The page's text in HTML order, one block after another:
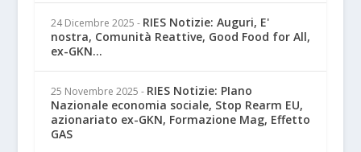
24 Dicembre 2025 - RIES Notizie: Auguri, E'
nostra, Comunità Reattive, Good Food for All,
ex-GKN...
25 Novembre 2025 - RIES Notizie: PIano
Nazionale economia sociale, Stop Rearm EU,
azionariato ex-GKN, Formazione Mag, Effetto
GAS